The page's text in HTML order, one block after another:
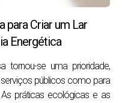
detalhadas sobre
negociação experientes
possível para o
para Criar um Lar
Energética
tornou-se uma prioridade,
públicos como para
práticas ecológicas e as